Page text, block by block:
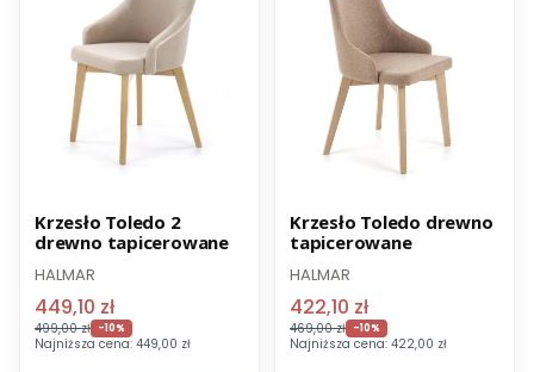
Promocja
-8% z kodem MEBEL
Krzesło Toledo 2
drewno tapicerowane
HALMAR
449,10 zł
499,00 zł -10%
Najniższa cena: 449,00 zł
Promocja
-8% z kodem MEBEL
Krzesło Toledo drewno
tapicerowane
HALMAR
422,10 zł
469,00 zł -10%
Najniższa cena: 422,00 zł